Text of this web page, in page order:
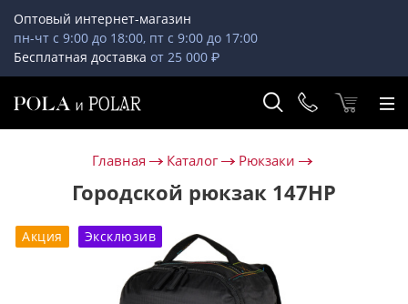
Оптовый интернет-магазин
пн-чт с 9:00 до 18:00, пт с 9:00 до 17:00
Бесплатная доставка от 25 000 ₽
Главная Каталог Рюкзаки
Городской рюкзак 147НР
Акция Эксклюзив